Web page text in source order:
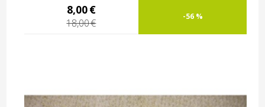
8,00€
18,00€
-56 %